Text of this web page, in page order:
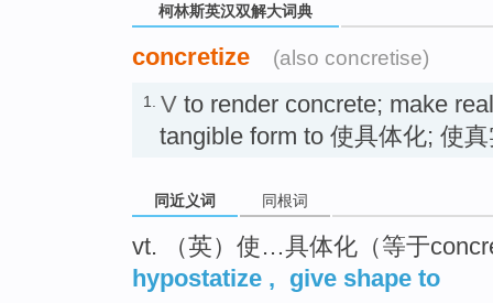
柯林斯英汉双解大词典
concretize (also concretise)
1. V to render concrete; make
tangible form to 使具体化; 使
同近义词 同根词
vt. （英）使…具体化（等于
hypostatize , give shape to